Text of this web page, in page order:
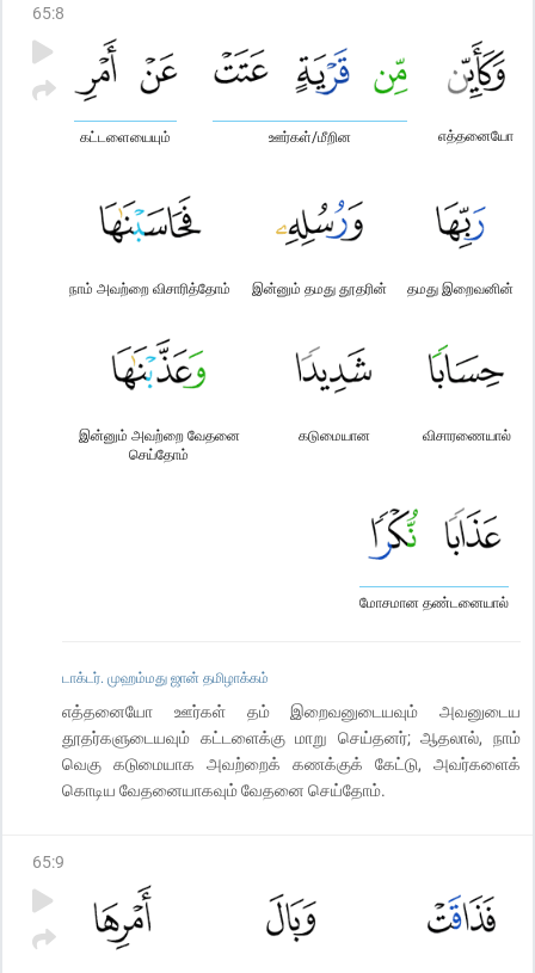
65:8
எத்தனையோ
ஊர்கள்/மீறின
கட்டளையையும்
தமது இறைவனின்
இன்னும் தமது தூதரின்
நாம் அவற்றை விசாரித்தோம்
விசாரணையால்
கடுமையான
இன்னும் அவற்றை வேதனை
செய்தோம்
மோசமான தண்டனையால்
டாக்டர். முஹம்மது ஜான் தமிழாக்கம்
எத்தனையோ ஊர்கள் தம் இறைவனுடையவும் அவனுடைய
தூதர்களுடையவும் கட்டளைக்கு மாறு செய்தனர்; ஆதலால், நாம்
வெகு கடுமையாக அவற்றைக் கணக்குக் கேட்டு, அவர்களைக்
கொடிய வேதனையாகவும் வேதனை செய்தோம்.
65:9